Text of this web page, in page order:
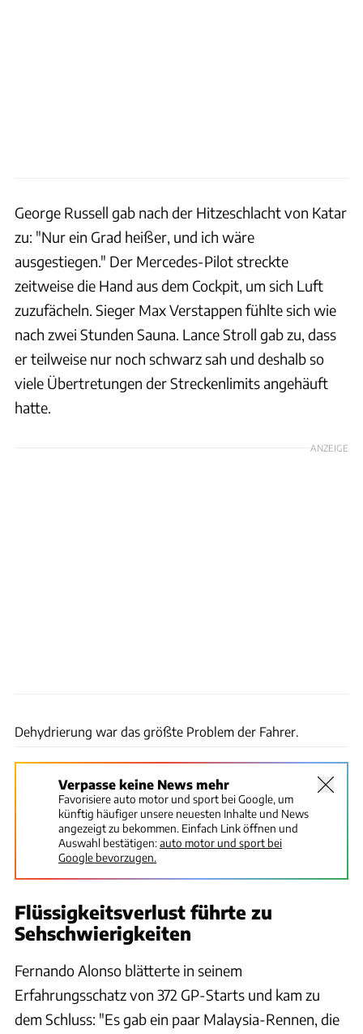
George Russell gab nach der Hitzeschlacht von Katar
zu: "Nur ein Grad heißer, und ich wäre
ausgestiegen." Der Mercedes-Pilot streckte
zeitweise die Hand aus dem Cockpit, um sich Luft
zuzufächeln. Sieger Max Verstappen fühlte sich wie
nach zwei Stunden Sauna. Lance Stroll gab zu, dass
er teilweise nur noch schwarz sah und deshalb so
viele Übertretungen der Streckenlimits angehäuft
hatte.
ANZEIGE
Dehydrierung war das größte Problem der Fahrer.
Verpasse keine News mehr
Favorisiere auto motor und sport bei Google, um
künftig häufiger unsere neuesten Inhalte und News
angezeigt zu bekommen. Einfach Link öffnen und
Auswahl bestätigen:auto motor und sport bei
Google bevorzugen.
Flüssigkeitsverlust führte zu
Sehschwierigkeiten
Fernando Alonso blätterte in seinem
Erfahrungsschatz von 372 GP-Starts und kam zu
dem Schluss: "Es gab ein paar Malaysia-Rennen, die